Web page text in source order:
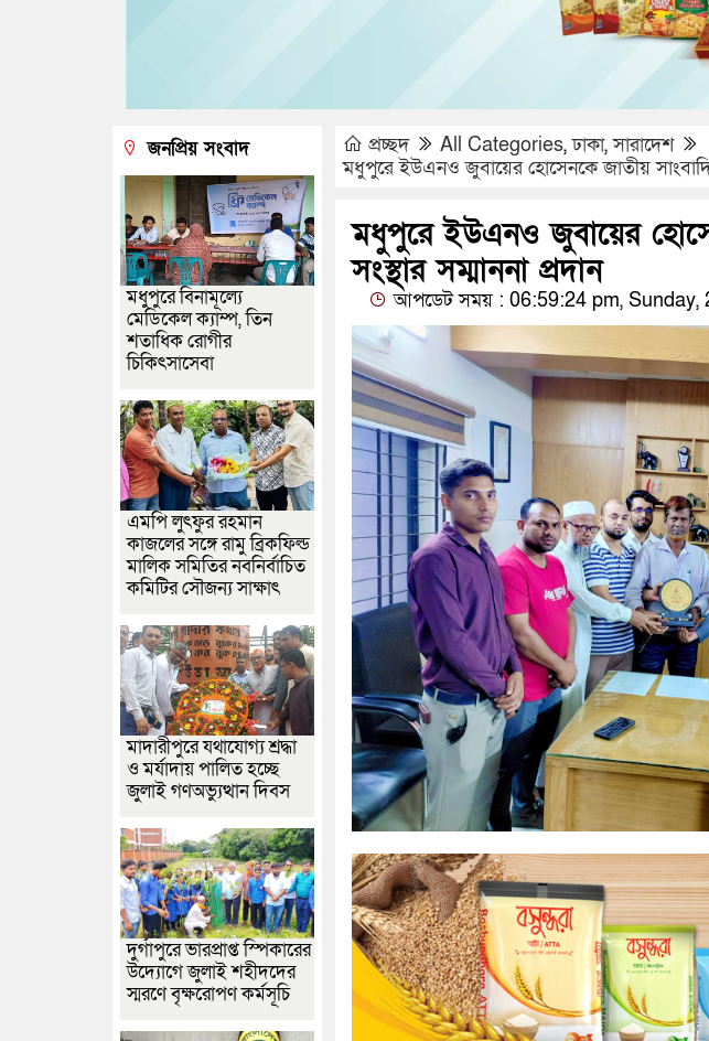
প্রচ্ছদ All Categories,ঢাকা,সারাদেশ
মধুপুরে ইউএনও জুবায়ের হোসেনকে জাতীয় সাংবাদিক
মধুপুরে ইউএনও জুবায়ের
সংস্থার সম্মাননা প্রদান
আপডেট সময় : 06:59:24 pm, Sunday,
জনপ্রিয় সংবাদ
মধুপুরে বিনামূল্যে
মেডিকেল ক্যাম্প, তিন
শতাধিক রোগীর
চিকিৎসাসেবা
এমপি লুৎফুর রহমান
কাজলের সঙ্গে রামু ব্রিকফিল্ড
মালিক সমিতির নবনির্বাচিত
কমিটির সৌজন্য সাক্ষাৎ
মাদারীপুরে যথাযোগ্য শ্রদ্ধা
ও মর্যাদায় পালিত হচ্ছে
জুলাই গণঅভ্যুত্থান দিবস
দুর্গাপুরে ভারপ্রাপ্ত স্পিকারের
উদ্যোগে জুলাই শহীদদের
স্মরণে বৃক্ষরোপণ কর্মসূচি